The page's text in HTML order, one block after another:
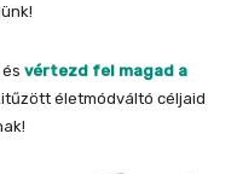
vértezd fel magad a
életmódváltó céljaid